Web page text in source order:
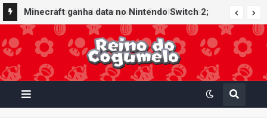
Minecraft ganha data no Nintendo Switch 2;
Super Mario Mash-Up receberá atualização
gráfica exclusiva